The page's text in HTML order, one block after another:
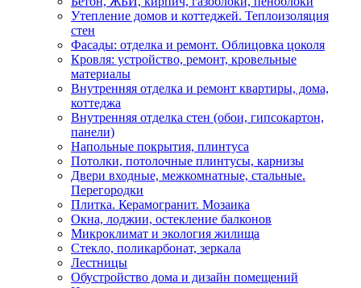
Утепление домов и коттеджей. Теплоизоляция
стен
Фасады: отделка и ремонт. Облицовка цоколя
Кровля: устройство, ремонт, кровельные
материалы
Внутренняя отделка и ремонт квартиры, дома,
коттеджа
Внутренняя отделка стен (обои, гипсокартон,
панели)
Напольные покрытия, плинтуса
Потолки, потолочные плинтусы, карнизы
Двери входные, межкомнатные, стальные.
Перегородки
Плитка. Керамогранит. Мозаика
Окна, лоджии, остекление балконов
Микроклимат и экология жилища
Стекло, поликарбонат, зеркала
Лестницы
Обустройство дома и дизайн помещений